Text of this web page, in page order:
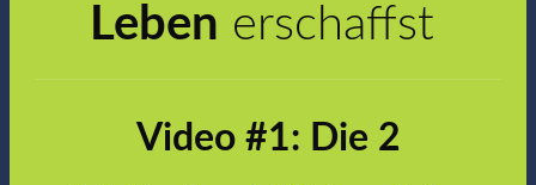
Leben erschaffst
Video #1: Die 2